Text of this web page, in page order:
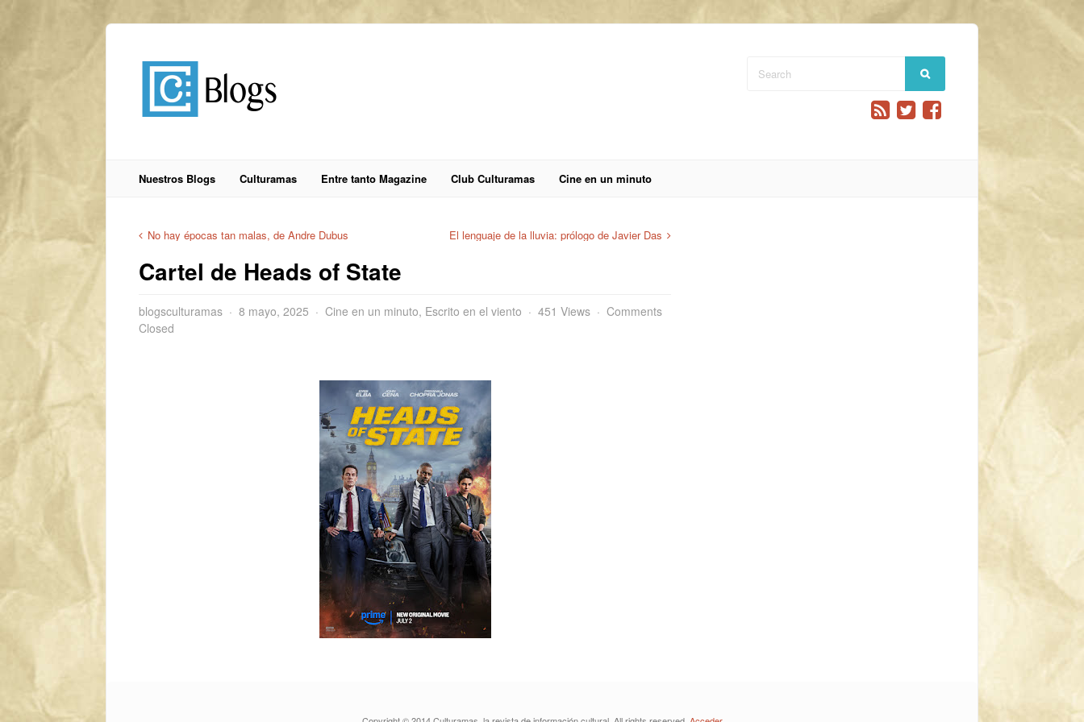
Nuestros Blogs Culturamas Entre tanto Magazine Club Culturamas Cine en un minuto
No hay épocas tan malas, de Andre Dubus El lenguaje de la lluvia: prólogo de Javier Das
Cartel de Heads of State
blogsculturamas 8 mayo, 2025 Cine en un minuto, Escrito en el viento 451 Views
Comments
Closed